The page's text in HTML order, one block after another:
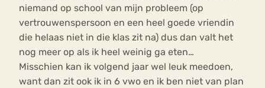
niemand op school van mijn probleem (op
vertrouwenspersoon en een heel goede vriendin
die helaas niet in die klas zit na) dus dan valt het
nog meer op als ik heel weinig ga eten…
Misschien kan ik volgend jaar wel leuk meedoen,
want dan zit ook ik in 6 vwo en ik ben niet van plan